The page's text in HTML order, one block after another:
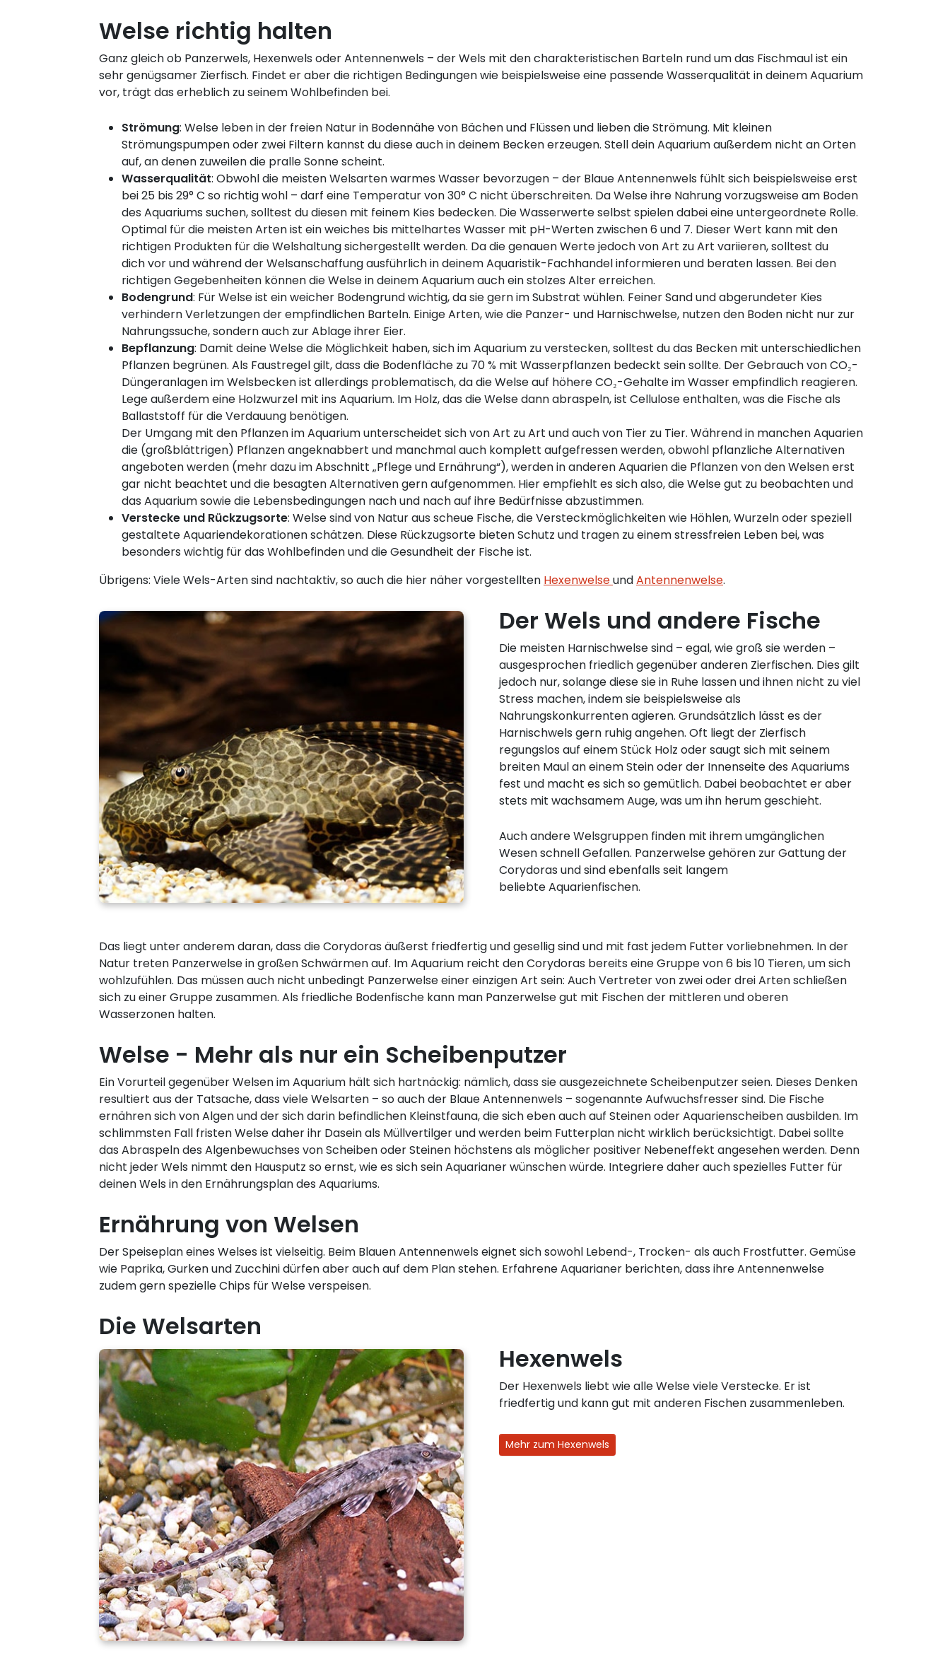
Welse richtig halten
Ganz gleich ob Panzerwels, Hexenwels oder Antennenwels – der Wels mit den charakteristischen Barteln rund um das Fischmaul ist ein
sehr genügsamer Zierfisch. Findet er aber die richtigen Bedingungen wie beispielsweise eine passende Wasserqualität in deinem Aquarium
vor, trägt das erheblich zu seinem Wohlbefinden bei.
Strömung: Welse leben in der freien Natur in Bodennähe von Bächen und Flüssen und lieben die Strömung. Mit kleinen
Strömungspumpen oder zwei Filtern kannst du diese auch in deinem Becken erzeugen. Stell dein Aquarium außerdem nicht an Orten
auf, an denen zuweilen die pralle Sonne scheint.
Wasserqualität: Obwohl die meisten Welsarten warmes Wasser bevorzugen – der Blaue Antennenwels fühlt sich beispielsweise erst
bei 25 bis 29° C so richtig wohl – darf eine Temperatur von 30° C nicht überschreiten. Da Welse ihre Nahrung vorzugsweise am Boden
des Aquariums suchen, solltest du diesen mit feinem Kies bedecken. Die Wasserwerte selbst spielen dabei eine untergeordnete Rolle.
Optimal für die meisten Arten ist ein weiches bis mittelhartes Wasser mit pH-Werten zwischen 6 und 7. Dieser Wert kann mit den
richtigen Produkten für die Welshaltung sichergestellt werden. Da die genauen Werte jedoch von Art zu Art variieren, solltest du
dich vor und während der Welsanschaffung ausführlich in deinem Aquaristik-Fachhandel informieren und beraten lassen. Bei den
richtigen Gegebenheiten können die Welse in deinem Aquarium auch ein stolzes Alter erreichen.
Bodengrund: Für Welse ist ein weicher Bodengrund wichtig, da sie gern im Substrat wühlen. Feiner Sand und abgerundeter Kies
verhindern Verletzungen der empfindlichen Barteln. Einige Arten, wie die Panzer- und Harnischwelse, nutzen den Boden nicht nur zur
Nahrungssuche, sondern auch zur Ablage ihrer Eier.
Bepflanzung: Damit deine Welse die Möglichkeit haben, sich im Aquarium zu verstecken, solltest du das Becken mit unterschiedlichen
Pflanzen begrünen. Als Faustregel gilt, dass die Bodenfläche zu 70 % mit Wasserpflanzen bedeckt sein sollte. Der Gebrauch von CO₂-
Düngeranlagen im Welsbecken ist allerdings problematisch, da die Welse auf höhere CO₂-Gehalte im Wasser empfindlich reagieren.
Lege außerdem eine Holzwurzel mit ins Aquarium. Im Holz, das die Welse dann abraspeln, ist Cellulose enthalten, was die Fische als
Ballaststoff für die Verdauung benötigen.
Der Umgang mit den Pflanzen im Aquarium unterscheidet sich von Art zu Art und auch von Tier zu Tier. Während in manchen Aquarien
die (großblättrigen) Pflanzen angeknabbert und manchmal auch komplett aufgefressen werden, obwohl pflanzliche Alternativen
angeboten werden (mehr dazu im Abschnitt „Pflege und Ernährung“), werden in anderen Aquarien die Pflanzen von den Welsen erst
gar nicht beachtet und die besagten Alternativen gern aufgenommen. Hier empfiehlt es sich also, die Welse gut zu beobachten und
das Aquarium sowie die Lebensbedingungen nach und nach auf ihre Bedürfnisse abzustimmen.
Verstecke und Rückzugsorte: Welse sind von Natur aus scheue Fische, die Versteckmöglichkeiten wie Höhlen, Wurzeln oder speziell
gestaltete Aquariendekorationen schätzen. Diese Rückzugsorte bieten Schutz und tragen zu einem stressfreien Leben bei, was
besonders wichtig für das Wohlbefinden und die Gesundheit der Fische ist.
Übrigens: Viele Wels-Arten sind nachtaktiv, so auch die hier näher vorgestellten HexenwelseundAntennenwelse.
Der Wels und andere Fische
Die meisten Harnischwelse sind – egal, wie groß sie werden –
ausgesprochen friedlich gegenüber anderen Zierfischen. Dies gilt
jedoch nur, solange diese sie in Ruhe lassen und ihnen nicht zu viel
Stress machen, indem sie beispielsweise als
Nahrungskonkurrenten agieren. Grundsätzlich lässt es der
Harnischwels gern ruhig angehen. Oft liegt der Zierfisch
regungslos auf einem Stück Holz oder saugt sich mit seinem
breiten Maul an einem Stein oder der Innenseite des Aquariums
fest und macht es sich so gemütlich. Dabei beobachtet er aber
stets mit wachsamem Auge, was um ihn herum geschieht.
Auch andere Welsgruppen finden mit ihrem umgänglichen
Wesen schnell Gefallen. Panzerwelse gehören zur Gattung der
Corydoras und sind ebenfalls seit langem
beliebte Aquarienfischen.
Das liegt unter anderem daran, dass die Corydoras äußerst friedfertig und gesellig sind und mit fast jedem Futter vorliebnehmen. In der
Natur treten Panzerwelse in großen Schwärmen auf. Im Aquarium reicht den Corydoras bereits eine Gruppe von 6 bis 10 Tieren, um sich
wohlzufühlen. Das müssen auch nicht unbedingt Panzerwelse einer einzigen Art sein: Auch Vertreter von zwei oder drei Arten schließen
sich zu einer Gruppe zusammen. Als friedliche Bodenfische kann man Panzerwelse gut mit Fischen der mittleren und oberen
Wasserzonen halten.
Welse - Mehr als nur ein Scheibenputzer
Ein Vorurteil gegenüber Welsen im Aquarium hält sich hartnäckig: nämlich, dass sie ausgezeichnete Scheibenputzer seien. Dieses Denken
resultiert aus der Tatsache, dass viele Welsarten – so auch der Blaue Antennenwels – sogenannte Aufwuchsfresser sind. Die Fische
ernähren sich von Algen und der sich darin befindlichen Kleinstfauna, die sich eben auch auf Steinen oder Aquarienscheiben ausbilden. Im
schlimmsten Fall fristen Welse daher ihr Dasein als Müllvertilger und werden beim Futterplan nicht wirklich berücksichtigt. Dabei sollte
das Abraspeln des Algenbewuchses von Scheiben oder Steinen höchstens als möglicher positiver Nebeneffekt angesehen werden. Denn
nicht jeder Wels nimmt den Hausputz so ernst, wie es sich sein Aquarianer wünschen würde. Integriere daher auch spezielles Futter für
deinen Wels in den Ernährungsplan des Aquariums.
Ernährung von Welsen
Der Speiseplan eines Welses ist vielseitig. Beim Blauen Antennenwels eignet sich sowohl Lebend-, Trocken- als auch Frostfutter. Gemüse
wie Paprika, Gurken und Zucchini dürfen aber auch auf dem Plan stehen. Erfahrene Aquarianer berichten, dass ihre Antennenwelse
zudem gern spezielle Chips für Welse verspeisen.
Die Welsarten
Hexenwels
Der Hexenwels liebt wie alle Welse viele Verstecke. Er ist
friedfertig und kann gut mit anderen Fischen zusammenleben.
Mehr zum Hexenwels